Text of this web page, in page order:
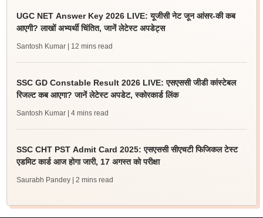
UGC NET Answer Key 2026 LIVE: यूजीसी नेट जून आंसर-की कब
आएगी? लाखों अभ्यर्थी चिंतित, जानें लेटेस्ट अपडेट्स
Santosh Kumar | 12 mins read
SSC GD Constable Result 2026 LIVE: एसएससी जीडी कांस्टेबल
रिजल्ट कब आएगा? जानें लेटेस्ट अपडेट, स्कोरकार्ड लिंक
Santosh Kumar | 4 mins read
SSC CHT PST Admit Card 2025: एसएससी सीएचटी फिजिकल टेस्ट
एडमिट कार्ड आज होगा जारी, 17 अगस्त को परीक्षा
Saurabh Pandey | 2 mins read